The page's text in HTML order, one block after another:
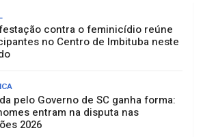
contra o feminicídio reúne
no Centro de Imbituba neste
pelo Governo de SC ganha forma:
entram na disputa nas
2026